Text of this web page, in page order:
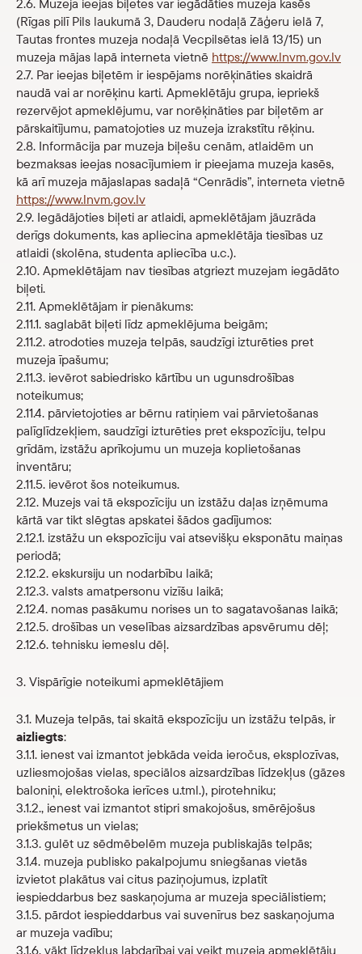
2.6. Muzeja ieejas biļetes var iegādāties muzeja kasēs
(Rīgas pilī Pils laukumā 3, Dauderu nodaļā Zāģeru ielā 7,
Tautas frontes muzeja nodaļā Vecpilsētas ielā 13/15) un
muzeja mājas lapā interneta vietnē https://www.lnvm.gov.lv
2.7. Par ieejas biļetēm ir iespējams norēķināties skaidrā
naudā vai ar norēķinu karti. Apmeklētāju grupa, iepriekš
rezervējot apmeklējumu, var norēķināties par biļetēm ar
pārskaitījumu, pamatojoties uz muzeja izrakstītu rēķinu.
2.8. Informācija par muzeja biļešu cenām, atlaidēm un
bezmaksas ieejas nosacījumiem ir pieejama muzeja kasēs,
kā arī muzeja mājaslapas sadaļā “Cenrādis”, interneta vietnē
https://www.lnvm.gov.lv
2.9. Iegādājoties biļeti ar atlaidi, apmeklētājam jāuzrāda
derīgs dokuments, kas apliecina apmeklētāja tiesības uz
atlaidi (skolēna, studenta apliecība u.c.).
2.10. Apmeklētājam nav tiesības atgriezt muzejam iegādāto
biļeti.
2.11. Apmeklētājam ir pienākums:
2.11.1. saglabāt biļeti līdz apmeklējuma beigām;
2.11.2. atrodoties muzeja telpās, saudzīgi izturēties pret
muzeja īpašumu;
2.11.3. ievērot sabiedrisko kārtību un ugunsdrošības
noteikumus;
2.11.4. pārvietojoties ar bērnu ratiņiem vai pārvietošanas
palīglīdzekļiem, saudzīgi izturēties pret ekspozīciju, telpu
grīdām, izstāžu aprīkojumu un muzeja koplietošanas
inventāru;
2.11.5. ievērot šos noteikumus.
2.12. Muzejs vai tā ekspozīciju un izstāžu daļas izņēmuma
kārtā var tikt slēgtas apskatei šādos gadījumos:
2.12.1. izstāžu un ekspozīciju vai atsevišķu eksponātu maiņas
periodā;
2.12.2. ekskursiju un nodarbību laikā;
2.12.3. valsts amatpersonu vizīšu laikā;
2.12.4. nomas pasākumu norises un to sagatavošanas laikā;
2.12.5. drošības un veselības aizsardzības apsvērumu dēļ;
2.12.6. tehnisku iemeslu dēļ.
3. Vispārīgie noteikumi apmeklētājiem
3.1. Muzeja telpās, tai skaitā ekspozīciju un izstāžu telpās, ir
aizliegts:
3.1.1. ienest vai izmantot jebkāda veida ieročus, eksplozīvas,
uzliesmojošas vielas, speciālos aizsardzības līdzekļus (gāzes
baloniņi, elektrošoka ierīces u.tml.), pirotehniku;
3.1.2., ienest vai izmantot stipri smakojošus, smērējošus
priekšmetus un vielas;
3.1.3. gulēt uz sēdmēbelēm muzeja publiskajās telpās;
3.1.4. muzeja publisko pakalpojumu sniegšanas vietās
izvietot plakātus vai citus paziņojumus, izplatīt
iespieddarbus bez saskaņojuma ar muzeja speciālistiem;
3.1.5. pārdot iespieddarbus vai suvenīrus bez saskaņojuma
ar muzeja vadību;
3.1.6. vākt līdzekļus labdarībai vai veikt muzeja apmeklētāju